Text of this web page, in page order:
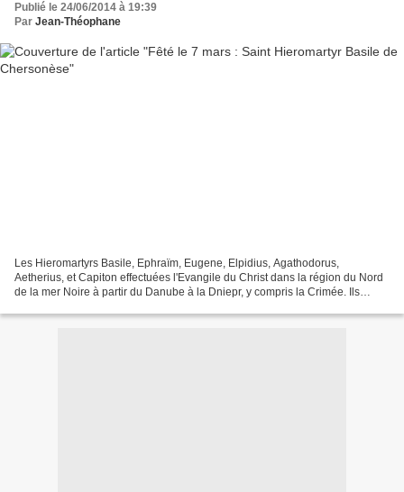
Publié le 24/06/2014 à 19:39
Par Jean-Théophane
Les Hieromartyrs Basile, Ephraïm, Eugene, Elpidius, Agathodorus,
Aetherius, et Capiton effectuées l'Evangile du Christ dans la région du Nord
de la mer Noire à partir du Danube à la Dniepr, y compris la Crimée. Ils